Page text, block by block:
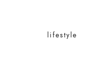
lifestyle